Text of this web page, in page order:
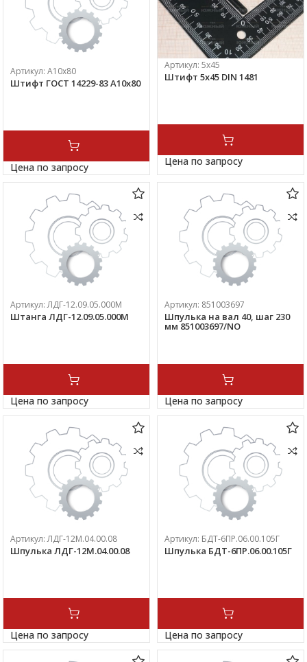
Артикул: А10х80
Штифт ГОСТ 14229-83 А10х80
Цена по запросу
Артикул: 5х45
Штифт 5х45 DIN 1481
Цена по запросу
Артикул:ЛДГ-12.09.05.000М
Штанга ЛДГ-12.09.05.000М
Цена по запросу
Артикул: 851003697
Шпулька на вал 40, шаг 230
мм 851003697/NO
Цена по запросу
Артикул:ЛДГ-12М.04.00.08
Шпулька ЛДГ-12М.04.00.08
Цена по запросу
Артикул: БДТ-6ПР.06.00.105Г
Шпулька БДТ-6ПР.06.00.105Г
Цена по запросу